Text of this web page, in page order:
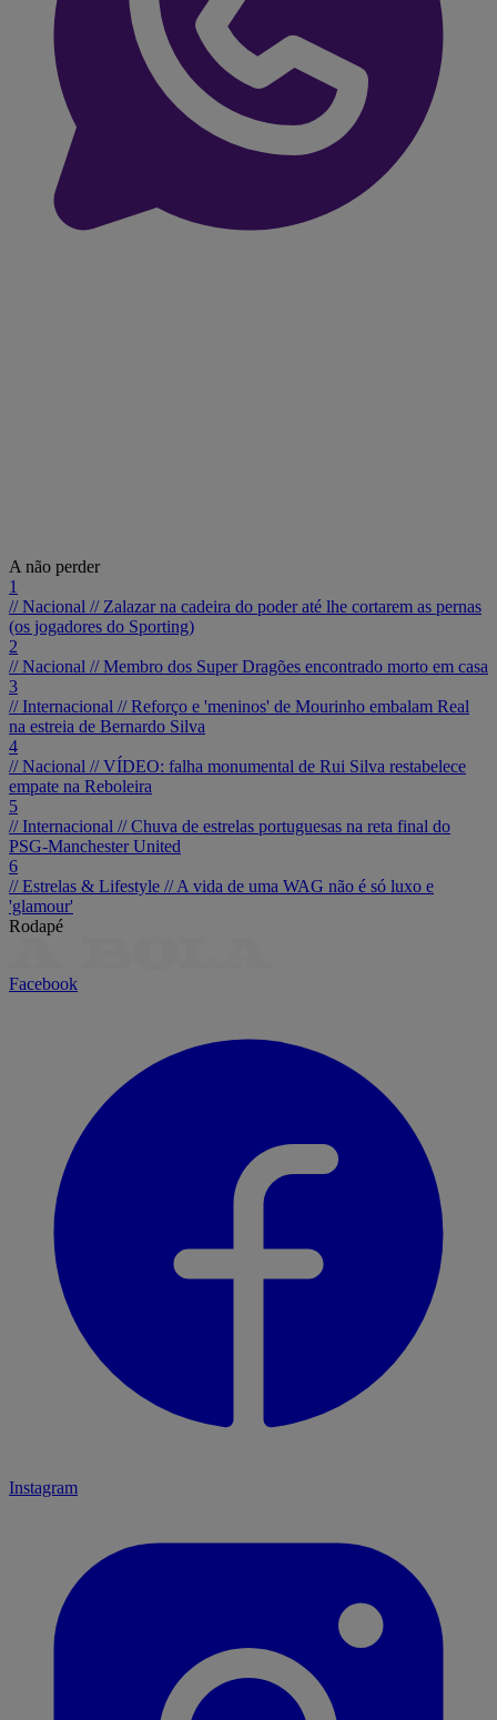
A não perder
1
// Nacional // Zalazar na cadeira do poder até lhe cortarem as pernas
(os jogadores do Sporting)
2
// Nacional //Membro dos Super Dragões encontrado morto em casa
3
// Internacional //Reforço e 'meninos' de Mourinho embalam Real
na estreia de Bernardo Silva
4
// Nacional //VÍDEO: falha monumental de Rui Silva restabelece
empate na Reboleira
5
// Internacional //Chuva de estrelas portuguesas na reta final do
PSG-Manchester United
6
// Estrelas & Lifestyle //A vida de uma WAG não é só luxo e
'glamour'
Rodapé
Facebook
Instagram